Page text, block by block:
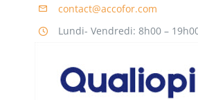
contact@accofor.com
Lundi- Vendredi: 8h00 –